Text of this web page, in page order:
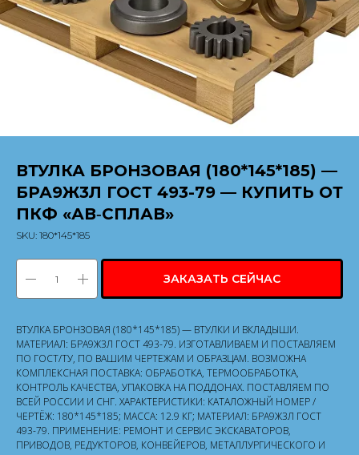
ВТУЛКА БРОНЗОВАЯ (180*145*185) —
БРА9Ж3Л ГОСТ 493-79 — КУПИТЬ ОТ
ПКФ «АВ‑СПЛАВ»
SKU: 180*145*185
ЗАКАЗАТЬ СЕЙЧАС
ВТУЛКА БРОНЗОВАЯ (180*145*185) — ВТУЛКИ И ВКЛАДЫШИ.
МАТЕРИАЛ: БРА9Ж3Л ГОСТ 493-79. ИЗГОТАВЛИВАЕМ И ПОСТАВЛЯЕМ
ПО ГОСТ/ТУ, ПО ВАШИМ ЧЕРТЕЖАМ И ОБРАЗЦАМ. ВОЗМОЖНА
КОМПЛЕКСНАЯ ПОСТАВКА: ОБРАБОТКА, ТЕРМООБРАБОТКА,
КОНТРОЛЬ КАЧЕСТВА, УПАКОВКА НА ПОДДОНАХ. ПОСТАВЛЯЕМ ПО
ВСЕЙ РОССИИ И СНГ. ХАРАКТЕРИСТИКИ: КАТАЛОЖНЫЙ НОМЕР /
ЧЕРТЁЖ: 180*145*185; МАССА: 12.9 КГ; МАТЕРИАЛ: БРА9Ж3Л ГОСТ
493-79. ПРИМЕНЕНИЕ: РЕМОНТ И СЕРВИС ЭКСКАВАТОРОВ,
ПРИВОДОВ, РЕДУКТОРОВ, КОНВЕЙЕРОВ, МЕТАЛЛУРГИЧЕСКОГО И